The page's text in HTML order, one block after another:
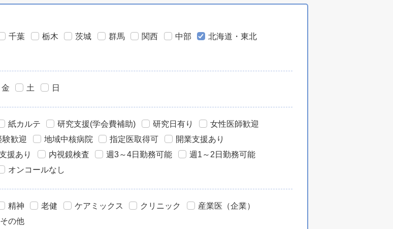
千葉 栃木 茨城 群馬 関西 中部
北海道・東北
金 土 日
紙カルテ 研究支援(学会費補助) 研究日有り
女性医師歓迎
験歓迎 地域中核病院 指定医取得可
開業支援あり
援あり 内視鏡検査 週3～4日勤務可能
週1～2日勤務可能
オンコールなし
精神 老健 ケアミックス クリニック
産業医（企業）
その他